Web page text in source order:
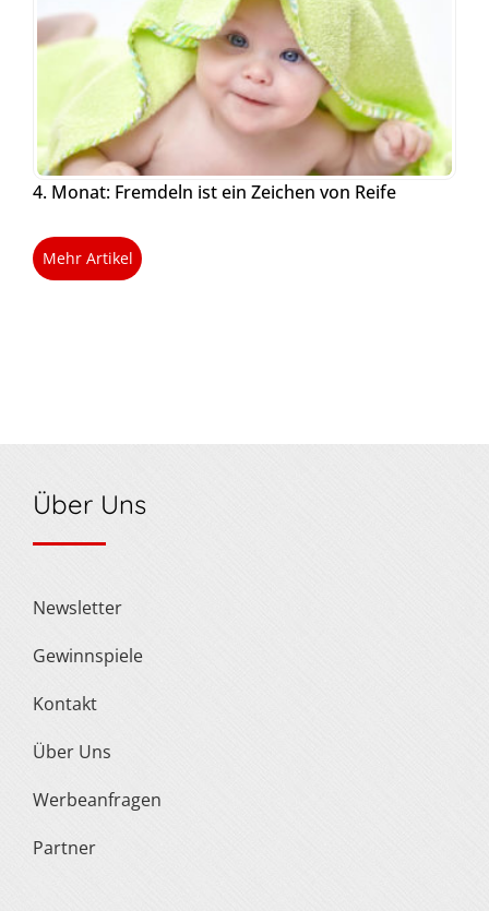
4. Monat: Fremdeln ist ein Zeichen von Reife
Mehr Artikel
Über Uns
Newsletter
Gewinnspiele
Kontakt
Über Uns
Werbeanfragen
Partner